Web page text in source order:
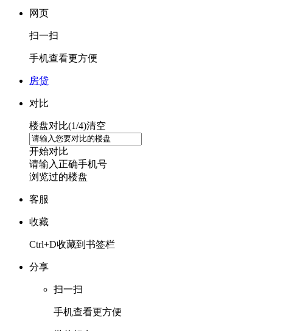
网页
扫一扫
手机查看更方便
房贷
对比
楼盘对比(1/4)清空
开始对比
请输入正确手机号
浏览过的楼盘
客服
收藏
Ctrl+D收藏到书签栏
分享
扫一扫
手机查看更方便